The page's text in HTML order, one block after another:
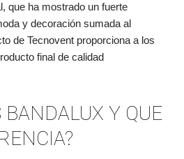
que ha mostrado un fuerte
y decoración sumada al
de Tecnovent proporciona a los
final de calidad
BANDALUX Y QUE